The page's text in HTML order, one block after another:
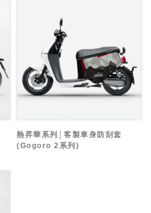
熱昇華系列│客製車身防刮套
(Gogoro 2系列)